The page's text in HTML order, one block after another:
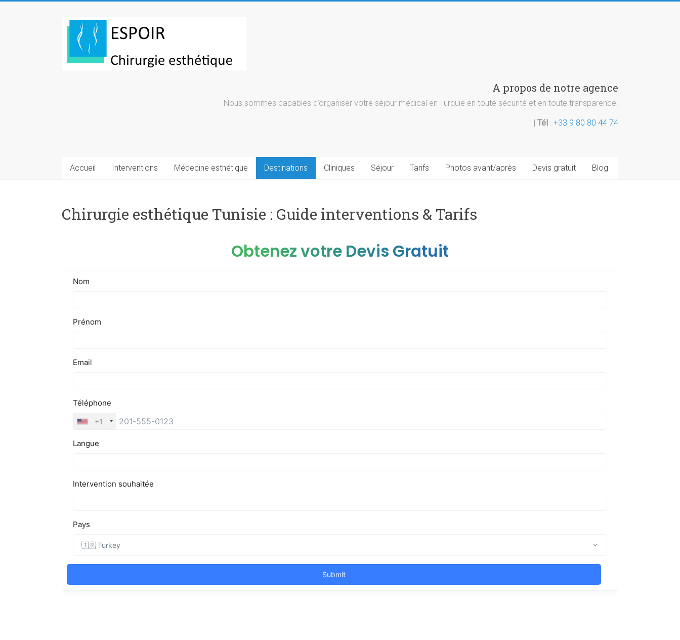
Chirurgie
esthetique
Turquie
A propos de notre agence
Nous sommes capables d’organiser votre séjour médical en Turquie en toute sécurité et en toute transparence.
| Tél : +33 9 80 80 44 74
Accueil Interventions Médecine esthétique Destinations Cliniques Séjour Tarifs Photos avant/après Devis gratuit Blog
Chirurgie esthétique Tunisie : Guide interventions & Tarifs
Obtenez votre Devis Gratuit